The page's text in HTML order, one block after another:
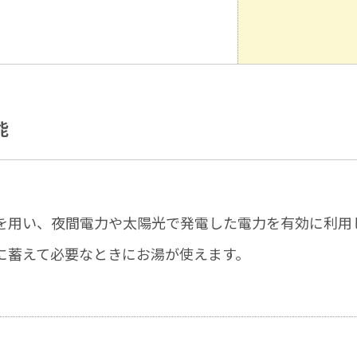
⽤い、夜間電力や太陽光で発電した電力を有効に利
えて必要なときにお湯が使えます。